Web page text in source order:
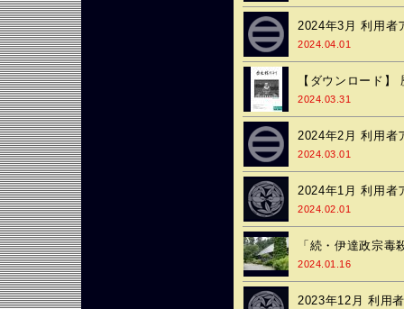
2024年3月 利用者
2024.04.01
【ダウンロード
2024.03.31
2024年2月 利用者
2024.03.01
2024年1月 利用者
2024.02.01
「続・伊達政宗
2024.01.16
2023年12月 利用